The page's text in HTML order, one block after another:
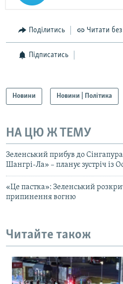
Поділитись Читати без
Підписатись
Новини Новини | Політика
НА ЦЮ Ж ТЕМУ
Зеленський прибув до
Шангрі-Ла» – планує зустріч із
«Це пастка»: Зеленський
припинення вогню
Читайте також